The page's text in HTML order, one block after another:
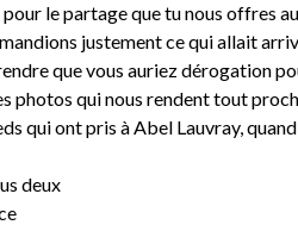
le partage que tu nous offres
justement ce qui allait
que vous auriez dérogation
photos qui nous rendent tout
qui ont pris à Abel Lauvray,
deux